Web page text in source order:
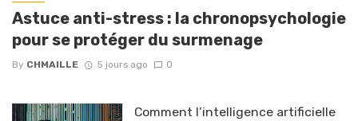
Astuce anti-stress : la chronopsychologie
pour se protéger du surmenage
By CHMAILLE 5 jours ago 0
Comment l’intelligence artificielle